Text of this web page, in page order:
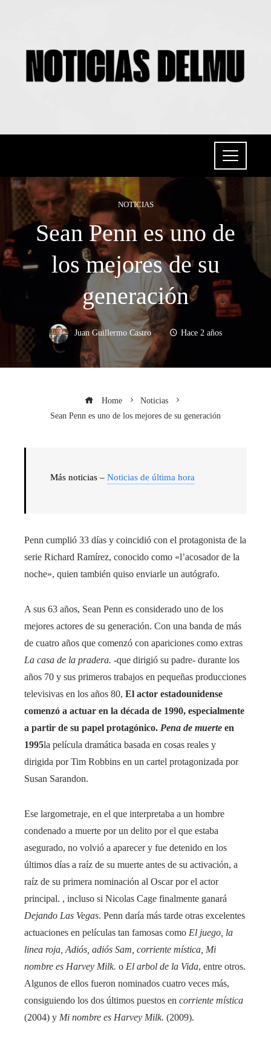
NOTICIAS
Sean Penn es uno de
los mejores de su
generación
Juan Guillermo Castro Hace 2 años
Home
Noticias
Sean Penn es uno de los mejores de su generación
Más noticias – Noticias de última hora
Penn cumplió 33 días y coincidió con el protagonista de la
serie Richard Ramírez, conocido como «l’acosador de la
noche», quien también quiso enviarle un autógrafo.
A sus 63 años, Sean Penn es considerado uno de los
mejores actores de su generación. Con una banda de más
de cuatro años que comenzó con apariciones como extras
La casa de la pradera. -que dirigió su padre- durante los
años 70 y sus primeros trabajos en pequeñas producciones
televisivas en los años 80, El actor estadounidense
comenzó a actuar en la década de 1990, especialmente
a partir de su papel protagónico. Pena de muerte en
1995la película dramática basada en cosas reales y
dirigida por Tim Robbins en un cartel protagonizada por
Susan Sarandon.
Ese largometraje, en el que interpretaba a un hombre
condenado a muerte por un delito por el que estaba
asegurado, no volvió a aparecer y fue detenido en los
últimos días a raíz de su muerte antes de su activación, a
raíz de su primera nominación al Oscar por el actor
principal. , incluso si Nicolas Cage finalmente ganará
Dejando Las Vegas. Penn daría más tarde otras excelentes
actuaciones en películas tan famosas como El juego, la
linea roja Adiós, adiós Sam corriente mística Mi
nombre es Harvey Milk. o El arbol de la Vida, entre otros.
Algunos de ellos fueron nominados cuatro veces más,
consiguiendo los dos últimos puestos en corriente mística
(2004) y Mi nombre es Harvey Milk. (2009).